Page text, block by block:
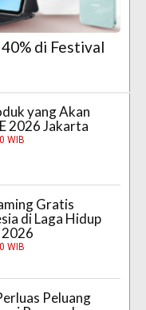
di Festival
yang Akan
2026 Jakarta
WIB
Gratis
di Laga Hidup
2026
WIB
Peluang